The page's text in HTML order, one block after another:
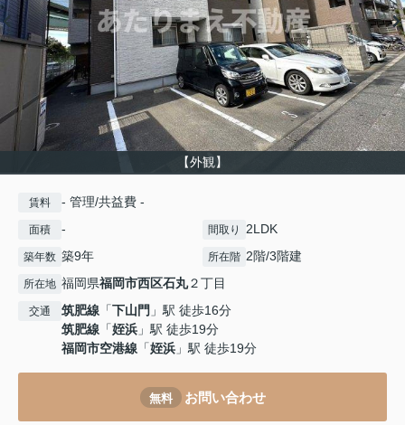
【外観】
賃料 - 管理/共益費 -
面積 - 間取り 2LDK
築年数 築9年 所在階 2階/3階建
所在地 福岡県福岡市西区石丸２丁目
交通 筑肥線 「下山門 」駅 徒歩16分
筑肥線 「姪浜 」駅 徒歩19分
福岡市空港線 「姪浜 」駅 徒歩19分
無料 お問い合わせ